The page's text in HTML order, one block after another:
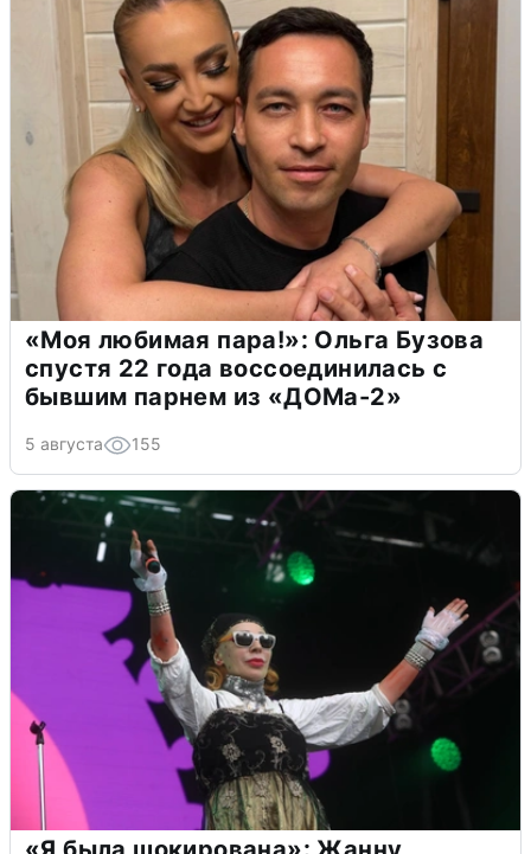
«Моя любимая пара!»: Ольга Бузова
спустя 22 года воссоединилась с
бывшим парнем из «ДОМа-2»
5 августа 155